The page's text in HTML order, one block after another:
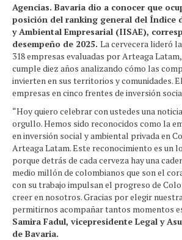
Agencias. Bavaria dio a conocer que
posición del ranking general del Índice
y Ambiental Empresarial (IISAE),
desempeño de 2025. La cervecera lideró
318 empresas evaluadas por Arteaga
cumple diez años analizando cómo las
invierten en sus territorios y comunidades.
empresas en cinco frentes de inversión
“Hoy quiero celebrar con ustedes una
orgullo. Hemos sido reconocidos como la
en inversión social y ambiental privada en
Arteaga Latam. Este reconocimiento es un
porque detrás de cada cerveza hay una
medio millón de colombianos que son el
con su trabajo impulsan el progreso de
creer en nosotros. Gracias por elegir
permitirnos acompañar tantos momentos
Samira Fadul, vicepresidente Legal y
de Bavaria.